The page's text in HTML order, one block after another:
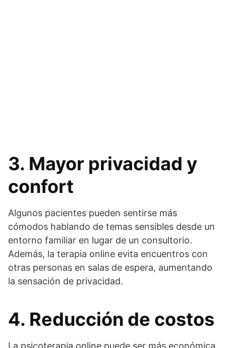
3. Mayor privacidad y
confort
Algunos pacientes pueden sentirse más
cómodos hablando de temas sensibles desde un
entorno familiar en lugar de un consultorio.
Además, la terapia online evita encuentros con
otras personas en salas de espera, aumentando
la sensación de privacidad.
4. Reducción de costos
La psicoterapia online puede ser más económica